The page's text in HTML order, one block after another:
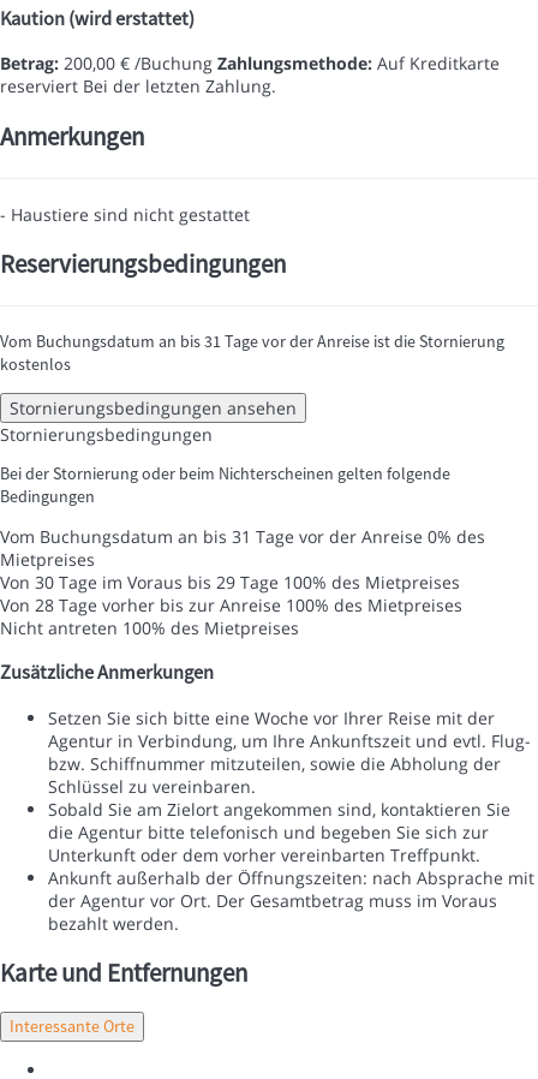
Kaution (wird erstattet)
Betrag: 200,00 € /Buchung Zahlungsmethode: Auf Kreditkarte
reserviert Bei der letzten Zahlung.
Anmerkungen
- Haustiere sind nicht gestattet
Reservierungsbedingungen
Vom Buchungsdatum an bis 31 Tage vor der Anreise ist die Stornierung
kostenlos
Stornierungsbedingungen ansehen
Stornierungsbedingungen
Bei der Stornierung oder beim Nichterscheinen gelten folgende
Bedingungen
Vom Buchungsdatum an bis 31 Tage vor der Anreise 0% des
Mietpreises
Von 30 Tage im Voraus bis 29 Tage 100% des Mietpreises
Von 28 Tage vorher bis zur Anreise 100% des Mietpreises
Nicht antreten 100% des Mietpreises
Zusätzliche Anmerkungen
Setzen Sie sich bitte eine Woche vor Ihrer Reise mit der
Agentur in Verbindung, um Ihre Ankunftszeit und evtl. Flug-
bzw. Schiffnummer mitzuteilen, sowie die Abholung der
Schlüssel zu vereinbaren.
Sobald Sie am Zielort angekommen sind, kontaktieren Sie
die Agentur bitte telefonisch und begeben Sie sich zur
Unterkunft oder dem vorher vereinbarten Treffpunkt.
Ankunft außerhalb der Öffnungszeiten: nach Absprache mit
der Agentur vor Ort. Der Gesamtbetrag muss im Voraus
bezahlt werden.
Karte und Entfernungen
Interessante Orte